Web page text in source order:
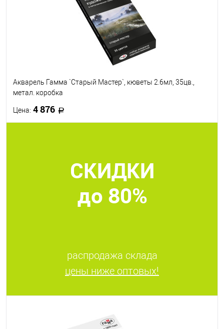
Акварель Гамма `Старый Мастер`, кюветы 2.6мл, 35цв.,
метал. коробка
Цена: 4 876
В наличии
СКИДКИ
до 80%
распродажа склада
цены ниже оптовых!